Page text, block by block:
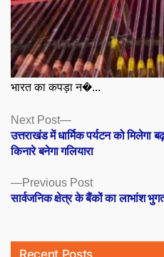
भारत का कपड़ा न�...
Posts
navigation
Previous PostPrevious
post:
सार्वजनिक क्षेत्र के बैंकों का लाभांश
Next Post
Next
post:
उत्तराखंड में धार्मिक पर्यटन को
किनारे बनेगा गलियारा
Recent Posts